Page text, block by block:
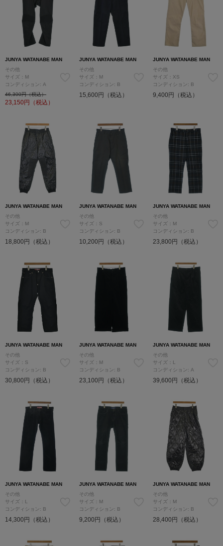
JUNYA WATANABE MAN
その他
サイズ：M
コンディション: A
46,300円（税込）
23,150円（税込）
JUNYA WATANABE MAN
その他
サイズ：M
コンディション: B
15,600円（税込）
JUNYA WATANABE MAN
その他
サイズ：XS
コンディション: B
9,400円（税込）
JUNYA WATANABE MAN
その他
サイズ：M
コンディション: B
18,800円（税込）
JUNYA WATANABE MAN
その他
サイズ：S
コンディション: B
10,200円（税込）
JUNYA WATANABE MAN
その他
サイズ：M
コンディション: B
23,800円（税込）
JUNYA WATANABE MAN
その他
サイズ：S
コンディション: B
30,800円（税込）
JUNYA WATANABE MAN
その他
サイズ：M
コンディション: B
23,100円（税込）
JUNYA WATANABE MAN
その他
サイズ：L
コンディション: A
39,600円（税込）
JUNYA WATANABE MAN
その他
サイズ：L
コンディション: B
14,300円（税込）
JUNYA WATANABE MAN
その他
サイズ：M
コンディション: B
9,200円（税込）
JUNYA WATANABE MAN
その他
サイズ：M
コンディション: B
28,400円（税込）